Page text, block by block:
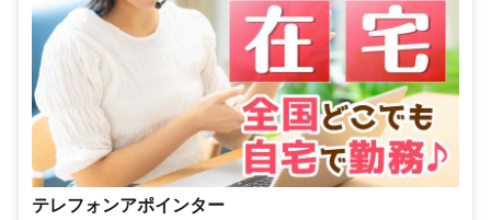
テレフォンアポインター